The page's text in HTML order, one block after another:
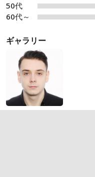
50代
60代～
ギャラリー